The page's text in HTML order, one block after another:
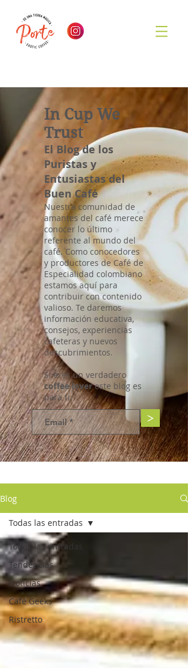
In Cup We
Trust
El Blog de los
Puristas y
Entusiastas del
Buen Café
Nuestra comunidad de
amantes del café merece
conocer lo último
referente al mundo del
café. Como conocedores
y productores de Café de
Especialidad colombiano
estamos aquí para
contribuir con contenido
valioso. Te daremos
información educativa,
consejos, experiencias
cafeteras y nuevos
descubrimientos.
Si eres un verdadero
coffee lovereste blog es
para ti.
>
Blog
Todas las entradas
Tendencias
Noticias
Café Geeks
Ristretto
Todas las entradas